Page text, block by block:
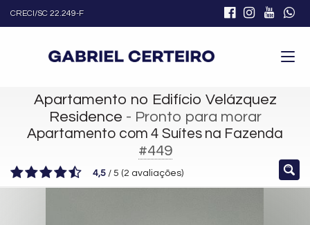
CRECI/SC 22.249-F
Apartamento no Edifício Velázquez
Residence - Pronto para morar
Apartamento com 4 Suítes na Fazenda
#449
4,5 / 5 (2 avaliações)